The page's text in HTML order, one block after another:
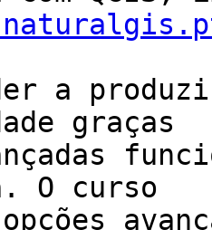
a
graças
O curso